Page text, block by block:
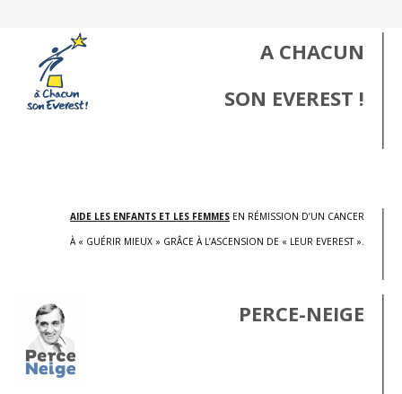
A CHACUN
SON EVEREST !
AIDE LES ENFANTS ET LES FEMMES EN RÉMISSION D’UN CANCER
À « GUÉRIR MIEUX » GRÂCE À L’ASCENSION DE « LEUR EVEREST ».
PERCE-NEIGE